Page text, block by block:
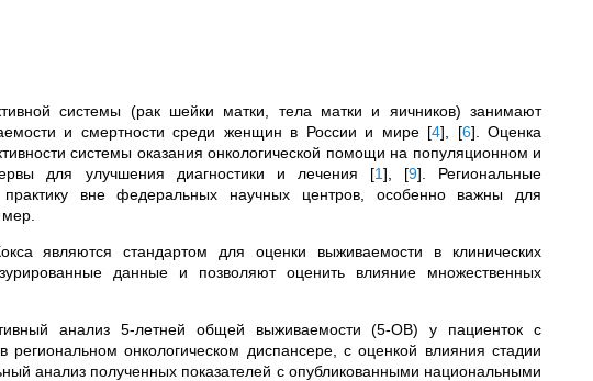
системы (рак шейки матки, тела матки и яичников) занимают
и смертности среди женщин в России и мире [4] [6] . Оценка
системы оказания онкологической помощи на популяционном и
для улучшения диагностики и лечения [1] [9] . Региональные
вне федеральных научных центров, особенно важны для
являются стандартом для оценки выживаемости в клинических
данные и позволяют оценить влияние множественных
анализ 5-летней общей выживаемости (5-ОВ) у пациенток с
региональном онкологическом диспансере, с оценкой влияния стадии
анализ полученных показателей с опубликованными национальными